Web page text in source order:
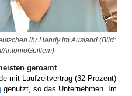
ihr Handy im Ausland (Bild:
AntonioGuillem)
geroamt
mit Laufzeitvertrag (32 Prozent)
genutzt, so das Unternehmen. Im